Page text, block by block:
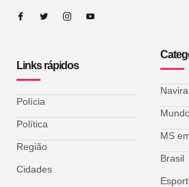
Links rápidos
Polícia
Política
Região
Cidades
MS
Brasil